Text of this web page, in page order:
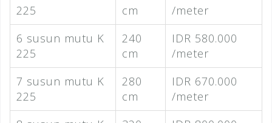
225
cm
/meter
6 susun mutu K
225
240
cm
IDR 580.000
/meter
7 susun mutu K
225
280
cm
IDR 670.000
/meter